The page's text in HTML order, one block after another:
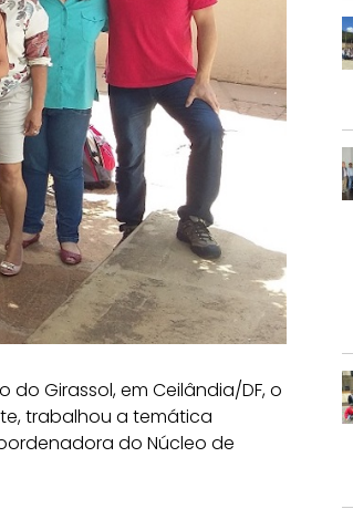
do Girassol, em Ceilândia/DF, o
trabalhou a temática
do Núcleo de